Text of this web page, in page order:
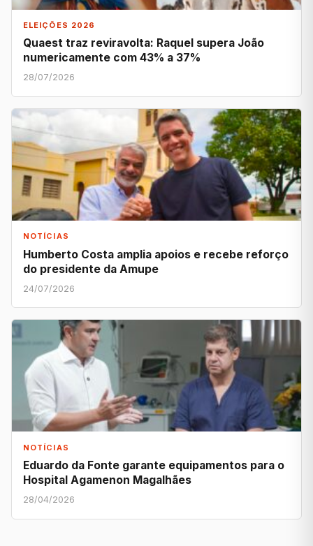
ELEIÇÕES 2026
Quaest traz reviravolta: Raquel supera João
numericamente com 43% a 37%
28/07/2026
NOTÍCIAS
Humberto Costa amplia apoios e recebe reforço
do presidente da Amupe
24/07/2026
NOTÍCIAS
Eduardo da Fonte garante equipamentos para o
Hospital Agamenon Magalhães
28/04/2026